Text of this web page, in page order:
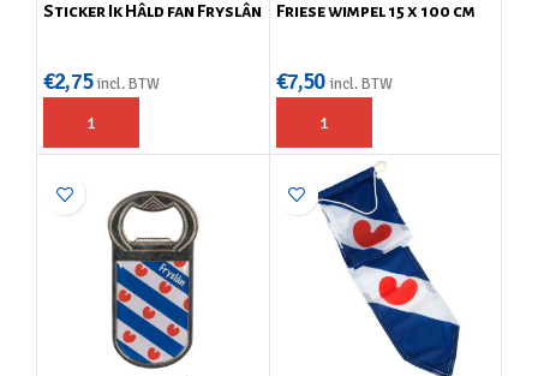
Sticker Ik Hâld fan Fryslân
€2,75 incl. BTW
Friese wimpel 15 x 100 cm
€7,50 incl. BTW